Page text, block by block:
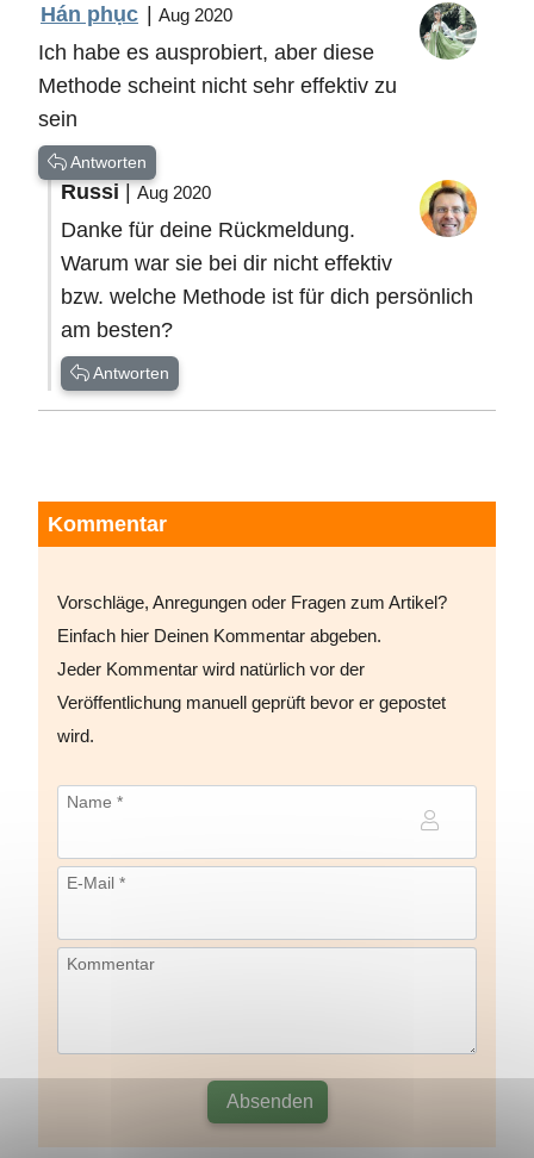
Hán phục | Aug 2020
Ich habe es ausprobiert, aber diese
Methode scheint nicht sehr effektiv zu
sein
Antworten
Russi|Aug 2020
Danke für deine Rückmeldung.
Warum war sie bei dir nicht effektiv
bzw. welche Methode ist für dich persönlich
am besten?
Antworten
Kommentar
Vorschläge, Anregungen oder Fragen zum Artikel?
Einfach hier Deinen Kommentar abgeben.
Jeder Kommentar wird natürlich vor der
Veröffentlichung manuell geprüft bevor er gepostet
wird.
Name *
E-Mail *
Kommentar
Absenden